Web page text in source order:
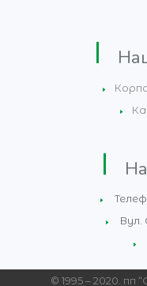
Вул.
© 1995 – 2020. пп